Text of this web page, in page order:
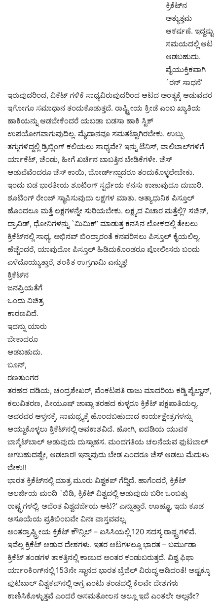
ಕ್ರಿಕೆಟ್‍ನ
ಅತ್ಯುತ್ತಮ
ಆಕರ್ಷಣೆ. ಇದ್ದಷ್ಟು
ಸಮಯದಲ್ಲಿ ಆಟ
ಆಡಬಹುದು.
ವೈಯುಕ್ತಿಕವಾಗಿ
`ರನ್ ಸಾಧನೆ’
ಇರುವುದರಿಂದ, ವಿಕೆಟ್ ಗಳಿಕೆ ಸಾಧ್ಯವಿರುವುದರಿಂದ ಆಟದ ಅಂತ್ಯಕ್ಕೆ ಆಡುವವರ
ಇಗೋಗೂ ಸಮಾಧಾನ ತಂದುಕೊಡುತ್ತದೆ. ರಾಷ್ಟ್ರೀಯ ಕ್ರೀಡೆ ಎಂಬ ಖ್ಯಾತಿಯ
ಹಾಕಿಯನ್ನು ಆಡಬೇಕೆಂದರೆ ಯಬಡಾ ಬಡಸಾ ಹಾಕಿ ಸ್ಟಿಕ್
ಉಪಯೋಗವಾಗುವುದಿಲ್ಲ. ಮೈದಾನವೂ ಸಮತಟ್ಟಾಗಿರಬೇಕು. ಉಬ್ಬು
ತಗ್ಗುಗಳಿದ್ದಲ್ಲಿ ಡ್ರಿಬ್ಲಿಂಗ್ ಕಲಿಯಲು ಸಾಧ್ಯವೇ? ಇನ್ನು ಟೆನಿಸ್, ವಾಲಿಬಾಲ್‍ಗಳಿಗೆ
ರ್ಯಾಕೆಟ್, ಚೆಂಡು, ಹೀಗೆ ಖರ್ಚಿನ ಬಾಬತ್ತಿನ ಬೇಡಿಕೆಗಳೇ. ಚೆಸ್
ಆಡುವೆವೆಂದರೂ ಚೆಸ್ ಕಾಯಿ, ಬೋರ್ಡ್‍ನ್ನಾದರೂ ತಂದುಕೊಳ್ಳಲೇಬೇಕು.
ಇಂದು ಬಡ ಭಾರತೀಯ ಶೂಟಿಂಗ್ ಸ್ಪರ್ಧೆಯ ಕನಸು ಕಾಣುವುದೂ ದುಬಾರಿ.
ಶೂಟಿಂಗ್ ರೇಂಜ್ ಸ್ಥಾಪಿಸುವುದು ಲಕ್ಷಗಳ ಮಾತು. ಅತ್ಯಾಧುನಿಕ ಪಿಸ್ತೂಲ್
ಹೊಂದಲೂ ಮತ್ತೆ ಲಕ್ಷಗಳನ್ನೇ ಸುರಿಯಬೇಕು. ಲಕ್ಷ್ಯದ ವಿಚಾರ ಮತ್ತೆಲ್ಲಿ? ಸಚಿನ್,
ದ್ರಾವಿಡ್, ಧೋನಿಗಳನ್ನು `ಮಿಮಿಕ್’ ಮಾಡುತ್ತ ಕನಸಿನ ಲೋಕದಲ್ಲಿ ತೇಲಲು
ಕ್ರಿಕೆಟ್‍ನಲ್ಲಿ ಸಾಧ್ಯ. ಅಭಿನವ್ ಬಿಂದ್ರಾರಂತೆ ಕನವರಿಸಲು ಪಿಸ್ತೂಲ್ ಕೈಯಲಿಲ್ಲ.
ಹೆಚ್ಚೆಂದರೆ, ಯಾವುದೋ ಪಿಸ್ತೂಲ್ ಹಿಡಿದುಕೊಂಡರೂ ಪೋಲೀಸರು ಬಂದು
ಎಳೆದೊಯ್ಯುತ್ತಾರೆ, ಶಂಕಿತ ಉಗ್ರಗಾಮಿ ಎನ್ನುತ್ತ!
ಕ್ರಿಕೆಟ್‍ನ
ಜನಪ್ರಿಯತೆಗೆ
ಒಂದು ವಿಚಿತ್ರ
ಕಾರಣವಿದೆ.
ಇದನ್ನು ಯಾರು
ಬೇಕಾದರೂ
ಆಡಬಹುದು.
ಬೂನ್,
ರಣತುಂಗರ
ತರಹದ ದಡಿಯ, ಚಂದ್ರಶೇಖರ್, ವೆಂಕಟಪತಿ ರಾಜು ಮಾದರಿಯ ಕಡ್ಡಿ ಪೈಲ್ವಾನ್,
ಕಲುವಿತರಣ, ಪೀಯೂಷ್ ಚಾವ್ಲಾ ತರಹದ ಕುಳ್ಳರೂ ಕ್ರಿಕೆಟ್ ಪಕ್ಷಪಾತಿಯಲ್ಲ.
ಅವರವರ ಆಳ್ತನಕ್ಕೆ, ಸಾಮಥ್ರ್ಯಕ್ಕೆ ಹೊಂದಬಹುದಾದ ಕಾರ್ಯಕ್ಷೇತ್ರಗಳನ್ನು
ಆಯ್ದುಕೊಳ್ಳಲು ಕ್ರಿಕೆಟ್‍ನಲ್ಲಿ ಅವಕಾಶವಿದೆ. ಹೋಗಿ, ಐದಡಿಯ ಯುವಕ
ಬಾಸ್ಕೆಟ್‍ಬಾಲ್ ಆಡುವುದು ದುಸ್ಸಾಹಸ. ಮಂದಗತಿಯ ಚಲನೆಯವ ಫುಟಬಾಲ್
ಆಗಬಹುದಷ್ಟೇ, ಆಡಲಾರ! ಇನ್ನಾವುದು ಬೇಡ ಎಂದರೂ ಚೆಸ್ ಆಡಲು ಮೆದುಳು
ಬೇಕು!!
ಭಾರತ ಕ್ರಿಕೆಟ್‍ನಲ್ಲಿ ಮಾತ್ರ ಮೂರು ವಿಶ್ವಕಪ್ ಗೆದ್ದಿದೆ. ಹಾಗೆಂದರೆ, ಕ್ರಿಕೆಟ್
ಅಲರ್ಜಿಯ ಮಂದಿ `ಬಿಡಿ, ಕ್ರಿಕೆಟ್ ವಿಶ್ವದಲ್ಲಿ ಆಡುವುದು ಬರೀ ಒಂಬತ್ತು
ರಾಷ್ಟ್ರಗಳಲ್ಲಿ. ಅದೆಂತ ವಿಶ್ವದರ್ಜೆಯ ಆಟ?’ ಎನ್ನುತ್ತಾರೆ. ಊಹ್ಞೂ, ಇದು ಕೂಡ
ಅಸೂಯೆಯ ಪ್ರತಿಬಿಂಬವೇ ವಿನಃ ವಾಸ್ತವವಲ್ಲ.
ಅಂತರ್ರಾಷ್ಟ್ರೀಯ ಕ್ರಿಕೆಟ್ ಕೌನ್ಸಿಲ್ – ಐಸಿಸಿಯಲ್ಲಿ 120 ಸದಸ್ಯ ರಾಷ್ಟ್ರಗಳಿವೆ.
ಇವೆಲ್ಲ ಕ್ರಿಕೆಟ್ ಆಡುವ ದೇಶಗಳು. ಇತರ ಆಟಗಳಲ್ಲೂ ಭಾರತ – ಬರ್ಮುಡಾ
ಕ್ರಿಕೆಟ್ ತಂಡಗಳ ತಾಕತ್ತಿನಲ್ಲಿ ಕಾಣುವ ಅಂತರ ಕಂಡುಬರುತ್ತದೆ. ವಿಶ್ವ ಫಿಫಾ
ರ್ಯಾಂಕಿಂಗ್‍ನಲ್ಲಿ 153ನೇ ಸ್ಥಾನದ ಭಾರತ ಬ್ರೆಜಿಲ್ ವಿರುದ್ಧ ಆಡಿದಂತೆ! ಅಷ್ಟಕ್ಕೂ
ಫುಟಬಾಲ್ ವಿಶ್ವಕಪ್‍ನಲ್ಲಿ ಅಗ್ರ ಎಂಟು ತಂಡದಲ್ಲಿ ಕೆಲವೇ ದೇಶಗಳು
ಕಾಣಿಸಿಕೊಳ್ಳುತ್ತವೆ ಎಂದರೆ ಅಸಮತೋಲನ ಅಲ್ಲೂ ಇದೆ ಎಂತಲೇ ಅಲ್ಲವೇ?